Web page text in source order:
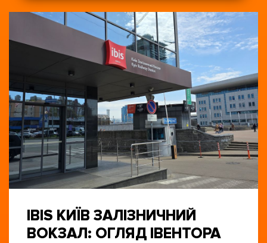
IBIS КИЇВ ЗАЛІЗНИЧНИЙ
ВОКЗАЛ: ОГЛЯД ІВЕНТОРА